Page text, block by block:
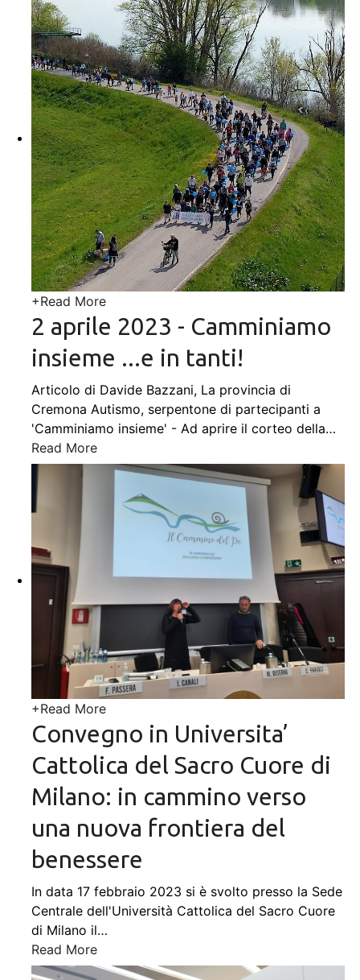
+Read More
2 aprile 2023 - Camminiamo
insieme ...e in tanti!
Articolo di Davide Bazzani, La provincia di
Cremona Autismo, serpentone di partecipanti a
'Camminiamo insieme' - Ad aprire il corteo della…
Read More
+Read More
Convegno in Universita’
Cattolica del Sacro Cuore di
Milano: in cammino verso
una nuova frontiera del
benessere
In data 17 febbraio 2023 si è svolto presso la Sede
Centrale dell'Università Cattolica del Sacro Cuore
di Milano il…
Read More